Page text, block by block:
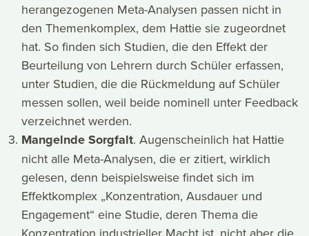
herangezogenen Meta-Analysen passen nicht in
den Themenkomplex, dem Hattie sie zugeordnet
hat. So finden sich Studien, die den Effekt der
Beurteilung von Lehrern durch Schüler erfassen,
unter Studien, die die Rückmeldung auf Schüler
messen sollen, weil beide nominell unter Feedback
verzeichnet werden.
Mangelnde Sorgfalt. Augenscheinlich hat Hattie
nicht alle Meta-Analysen, die er zitiert, wirklich
gelesen, denn beispielsweise findet sich im
Effektkomplex „Konzentration, Ausdauer und
Engagement“ eine Studie, deren Thema die